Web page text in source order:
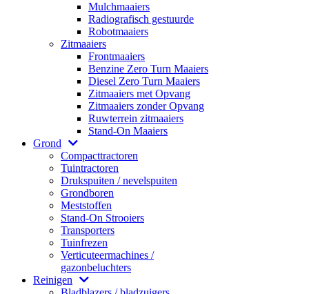
Mulchmaaiers
Radiografisch gestuurde
Robotmaaiers
Zitmaaiers
Frontmaaiers
Benzine Zero Turn Maaiers
Diesel Zero Turn Maaiers
Zitmaaiers met Opvang
Zitmaaiers zonder Opvang
Ruwterrein zitmaaiers
Stand-On Maaiers
Grond
Compacttractoren
Tuintractoren
Drukspuiten / nevelspuiten
Grondboren
Meststoffen
Stand-On Strooiers
Transporters
Tuinfrezen
Verticuteermachines /
gazonbeluchters
Reinigen